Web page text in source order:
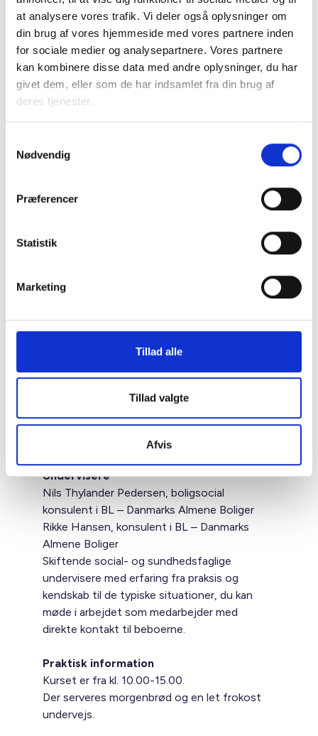
at analysere vores trafik. Vi deler også oplysninger om
din brug af vores hjemmeside med vores partnere inden
for sociale medier og analysepartnere. Vores partnere
kan kombinere disse data med andre oplysninger, du har
givet dem, eller som de har indsamlet fra din brug af
deres tjenester.
Nødvendig
Præferencer
Statistik
Marketing
Tillad alle
Tillad valgte
Afvis
medarbejder kan bidrage til at skabe en
gensidig tryg og tillidsfuld relation til beboere,
også når mødet kan være præget af
udfordringer.
Indhold og emner
det er ikke altid muligt selv at vælge hvilke
situationer, du står i. Du kan blive tvunget til
at forholde dig til noget, uagtet om det er din
kerneopgave eller ej – det kan være en
sin nabo, der skriger om natten eller en ældre
beboer der tisser i sin opgang. Det kan være
blandt andre beboere.
På kurset får du:
Forståelse for beboere med sociale og
Redskaber til at skabe tryghed og tillid i
Refleksion over din egen rolle og
kommunikation
Undervisere
Nils Thylander Pedersen, boligsocial
konsulent i BL – Danmarks Almene Boliger
Rikke Hansen, konsulent i BL – Danmarks
Almene Boliger
Skiftende social- og sundhedsfaglige
undervisere med erfaring fra praksis og
kendskab til de typiske situationer, du kan
møde i arbejdet som medarbejder med
direkte kontakt til beboerne.
Praktisk information
Kurset er fra kl. 10.00-15.00.
Der serveres morgenbrød og en let frokost
undervejs.